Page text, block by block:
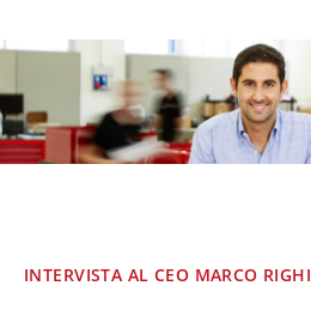
INTERVISTA AL CEO MARCO RIGHI